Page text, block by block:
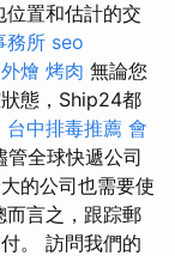
置和估計的交
務所 seo
外燴 烤肉 無論您
態，Ship24都
台中排毒推薦 會
管全球快遞公司
的公司也需要使
而言之，跟踪郵
。 訪問我們的